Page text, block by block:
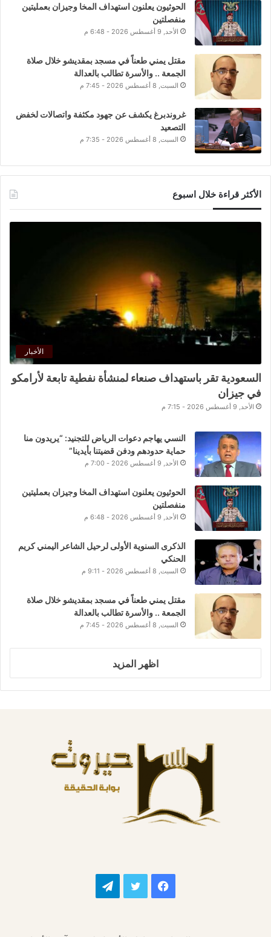
الحوثيون يعلنون استهداف المخا وجيزان بعمليتين
منفصلتين
الأحد, 9 أغسطس 2026 - 6:48 م
مقتل يمني طعناً في مسجد بمقديشو خلال صلاة
الجمعة .. والأسرة تطالب بالعدالة
السبت, 8 أغسطس 2026 - 7:45 م
غروندبرغ يكشف عن جهود مكثفة واتصالات لخفض
التصعيد
السبت, 8 أغسطس 2026 - 7:35 م
الأكثر قراءة خلال اسبوع
الأخبار
السعودية تقر باستهداف صنعاء لمنشأة نفطية تابعة لأرامكو
في جيزان
الأحد, 9 أغسطس 2026 - 7:15 م
النسي يهاجم دعوات الرياض للتجنيد: “يريدون منا
حماية حدودهم ودفن قضيتنا بأيدينا”
الأحد, 9 أغسطس 2026 - 7:00 م
الحوثيون يعلنون استهداف المخا وجيزان بعمليتين
منفصلتين
الأحد, 9 أغسطس 2026 - 6:48 م
الذكرى السنوية الأولى لرحيل الشاعر اليمني كريم
الحنكي
السبت, 8 أغسطس 2026 - 9:11 م
مقتل يمني طعناً في مسجد بمقديشو خلال صلاة
الجمعة .. والأسرة تطالب بالعدالة
السبت, 8 أغسطس 2026 - 7:45 م
اظهر المزيد
فيسبوك تويتر تيلقرام